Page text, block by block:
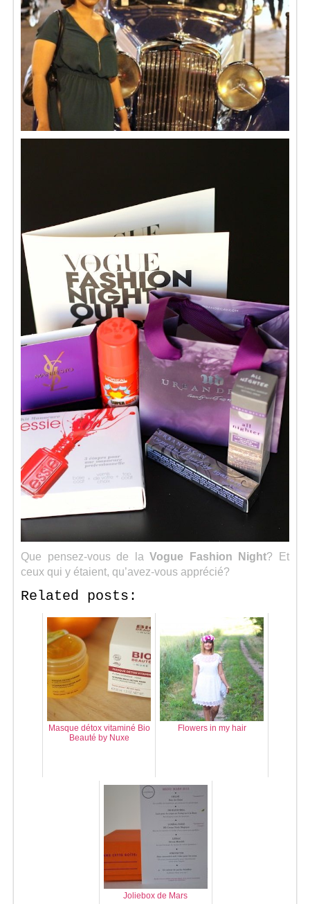
Que pensez-vous de laVogue Fashion Night? Et
ceux qui y étaient, qu’avez-vous apprécié?
Related posts:
Masque détox vitaminé Bio
Beauté by Nuxe
Flowers in my hair
Joliebox de Mars